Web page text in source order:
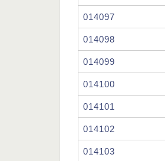
014097
014098
014099
014100
014101
014102
014103